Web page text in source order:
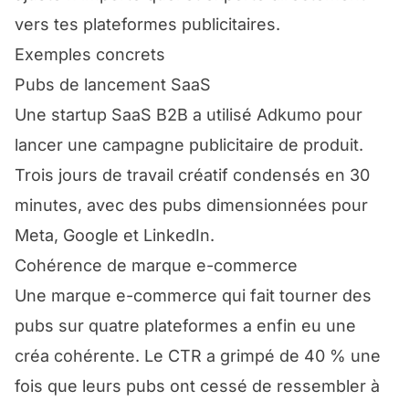
vers tes plateformes publicitaires.
Exemples concrets
Pubs de lancement SaaS
Une startup SaaS B2B a utilisé Adkumo pour
lancer une campagne publicitaire de produit.
Trois jours de travail créatif condensés en 30
minutes, avec des pubs dimensionnées pour
Meta, Google et LinkedIn.
Cohérence de marque e-commerce
Une marque e-commerce qui fait tourner des
pubs sur quatre plateformes a enfin eu une
créa cohérente. Le CTR a grimpé de 40 % une
fois que leurs pubs ont cessé de ressembler à